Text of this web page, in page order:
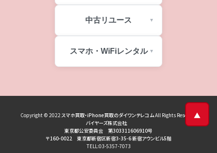
中古リユース
スマホ・WiFiレンタル
Copyright © 2022スマホ買取・iPhone買取のダイワンテレコムAll Rights Reserved
バイヤーズ株式会社
東京都公安委員会 第303311606910号
〒160-0022 東京都新宿区新宿3-35-6 新宿アウンビル5階
TELL:03-5357-7073
▲